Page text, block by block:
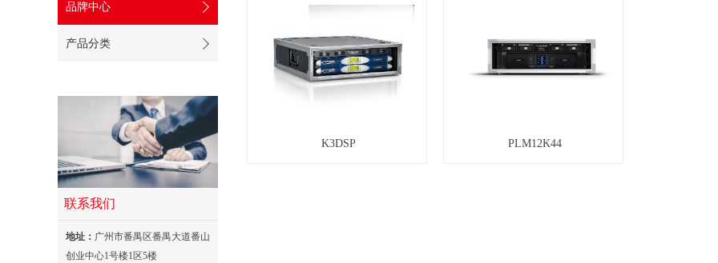
K3DSP PLM12K44
品牌中心
产品分类
地址： 广州市番禺区番禺大道番山
创业中心1号楼1区5楼
联系我们